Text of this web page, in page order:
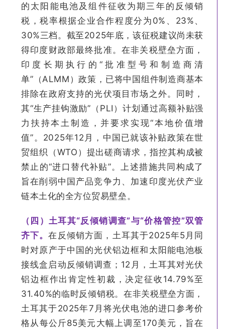
的太阳能电池及组件征收为期三年的反倾销
税，税率根据企业合作程度分为0%、23%、
30%三档。截至2025年底，该征税建议尚未获
得印度财政部最终批准。在非关税壁垒方面，
印度长期执行的“批准型号和制造商清
单”（ALMM）政策，已将中国组件制造商基本
排除在政府支持的光伏项目市场之外。同时，
其“生产挂钩激励”（PLI）计划通过高额补贴强
力扶持本土制造，并要求实现“本地价值增
值”。2025年12月，中国已就该补贴政策在世
贸组织（WTO）提出磋商请求，指控其构成被
禁止的“进口替代补贴”。上述措施共同构成了
旨在削弱中国产品竞争力、加速印度光伏产业
链本土化的全方位贸易壁垒。
（四）土耳其“反倾销调查”与“价格管控”双管
齐下。在反倾销方面，土耳其于2025年5月同
时对原产于中国的光伏铝边框和太阳能电池板
接线盒启动反倾销调查；12月，土耳其对光伏
铝边框作出肯定性初裁，决定征收14.79%至
31.40%的临时反倾销税。在非关税壁垒方面，
土耳其于2025年7月将光伏电池的进口参考价
格从每公斤85美元大幅上调至170美元，旨在